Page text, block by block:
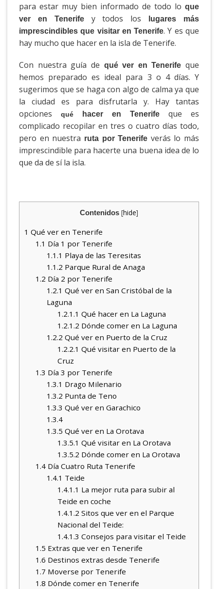
para estar muy bien informado de todo lo que
ver en Tenerifey todos los
lugares más
imprescindibles que visitar en Tenerife. Y es que
hay mucho que hacer en la isla de Tenerife.
Con nuestra guía de qué ver en Tenerife que
hemos preparado es ideal para 3 o 4 días. Y
sugerimos que se haga con algo de calma ya que
la ciudad es para disfrutarla y. Hay tantas
opciones
qué hacer en Tenerife
que es
complicado recopilar en tres o cuatro días todo,
pero en nuestra ruta por Tenerife verás lo más
imprescindible para hacerte una buena idea de lo
que da de sí la isla.
Contenidos [hide]
1 Qué ver en Tenerife
1.1 Día 1 por Tenerife
1.1.1 Playa de las Teresitas
1.1.2 Parque Rural de Anaga
1.2 Día 2 por Tenerife
1.2.1 Qué ver en San Cristóbal de la
Laguna
1.2.1.1 Qué hacer en La Laguna
1.2.1.2 Dónde comer en La Laguna
1.2.2 Qué ver en Puerto de la Cruz
1.2.2.1 Qué visitar en Puerto de la
Cruz
1.3 Día 3 por Tenerife
1.3.1 Drago Milenario
1.3.2 Punta de Teno
1.3.3 Qué ver en Garachico
1.3.4
1.3.5 Qué ver en La Orotava
1.3.5.1 Qué visitar en La Orotava
1.3.5.2 Dónde comer en La Orotava
1.4Día Cuatro Ruta Tenerife
1.4.1 Teide
1.4.1.1 La mejor ruta para subir al
Teide en coche
1.4.1.2 Sitos que ver en el Parque
Nacional del Teide:
1.4.1.3 Consejos para visitar el Teide
1.5 Extras que ver en Tenerife
1.6 Destinos extras desde Tenerife
1.7 Moverse por Tenerife
1.8 Dónde comer en Tenerife